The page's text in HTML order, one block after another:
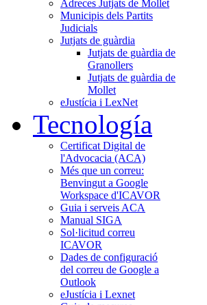
Adreces Jutjats de Mollet
Municipis dels Partits
Judicials
Jutjats de guàrdia
Jutjats de guàrdia de
Granollers
Jutjats de guàrdia de
Mollet
eJustícia i LexNet
Tecnología
Certificat Digital de
l'Advocacia (ACA)
Més que un correu:
Benvingut a Google
Workspace d'ICAVOR
Guia i serveis ACA
Manual SIGA
Sol·licitud correu
ICAVOR
Dades de configuració
del correu de Google a
Outlook
eJustícia i Lexnet